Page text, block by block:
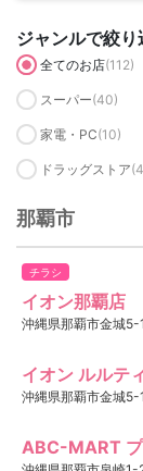
ジャンルで絞り
全てのお店(112)
スーパー(40)
家電・PC(10)
ドラッグストア
那覇市
チラシ
イオン那覇店
沖縄県那覇市金城
イオン ルルテ
沖縄県那覇市金城
ABC-MART